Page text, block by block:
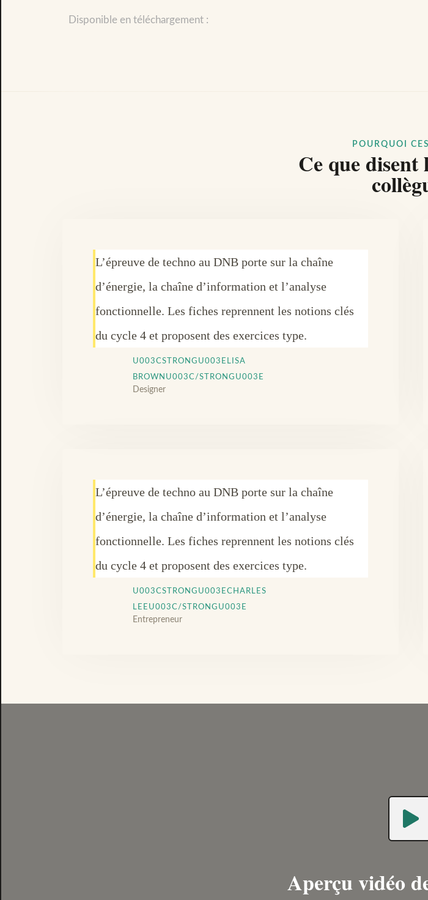
Disponible en téléchargement :
POURQUOI
Ce que disent
L’épreuve de techno au DNB porte sur la chaîne
d’énergie, la chaîne d’information et l’analyse
fonctionnelle. Les fiches reprennent les notions clés
du cycle 4 et proposent des exercices type.
U003CSTRONGU003ELISA
BROWNU003C/STRONGU003E
Designer
L’épreuve de techno au DNB porte sur la chaîne
d’énergie, la chaîne d’information et l’analyse
fonctionnelle. Les fiches reprennent les notions clés
du cycle 4 et proposent des exercices type.
U003CSTRONGU003ECHARLES
LEEU003C/STRONGU003E
Entrepreneur
Aperçu vidéo